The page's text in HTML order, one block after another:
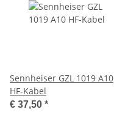
Sennheiser GZL 1019 A10
HF-Kabel
€ 37,50 *